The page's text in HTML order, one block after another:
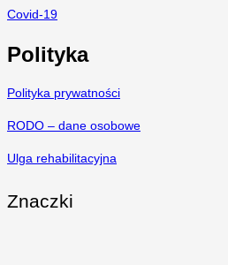
Covid-19
Polityka
Polityka prywatności
RODO – dane osobowe
Ulga rehabilitacyjna
Znaczki